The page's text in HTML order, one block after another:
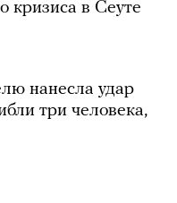
кризиса в Сеуте
нанесла удар
три человека,